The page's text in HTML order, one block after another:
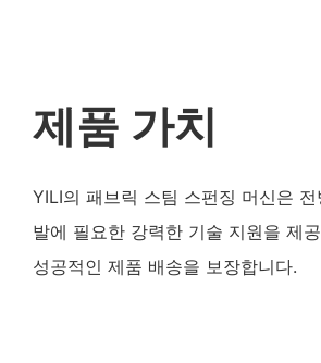
제품 가치
YILI의 패브릭 스팀 스펀징 머신은
발에 필요한 강력한 기술 지원을 제
성공적인 제품 배송을 보장합니다.